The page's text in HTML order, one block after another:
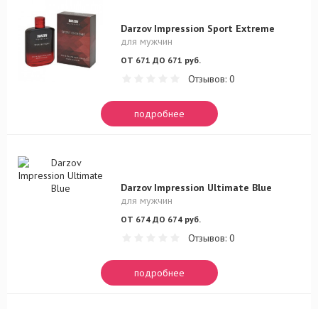
Darzov Impression Sport Extreme
для мужчин
ОТ 671 ДО 671 руб.
Отзывов: 0
подробнее
Darzov Impression Ultimate Blue
для мужчин
ОТ 674 ДО 674 руб.
Отзывов: 0
подробнее